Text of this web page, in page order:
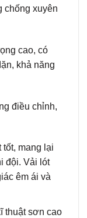
chống xuyên
cao, có
khả năng
điều chỉnh,
tốt, mang lại
đội. Vải lót
êm ái và
thuật sơn cao